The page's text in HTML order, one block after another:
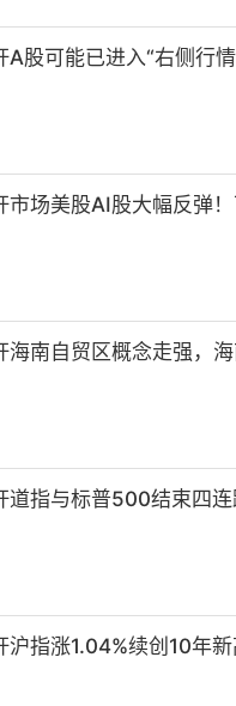
股可能已进入“右侧行
场美股AI股大幅反弹！
海南自贸区概念走强，
道指与标普500结束四
沪指涨1.04%续创10年